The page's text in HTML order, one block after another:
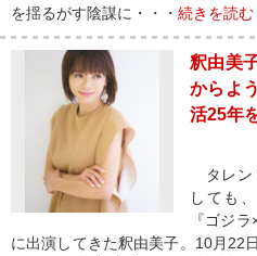
を揺るがす陰謀に・・・ 続きを読む
釈由美
からよ
活25年
タレン
しても
『ゴジ
に出演してきた釈由美子。10月22